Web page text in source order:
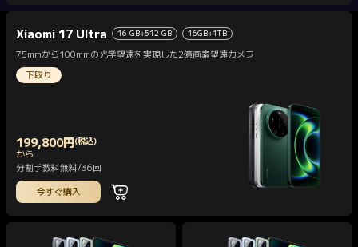
Xiaomi 17 Ultra 16 GB+512 GB 16GB+1TB
75mmから100mmの光学望遠を実現した2億画素望遠カメラ
下取り
199,800円 (税込)
Current Price 円199800
から
分割手数料無料/36回
今すぐ購入